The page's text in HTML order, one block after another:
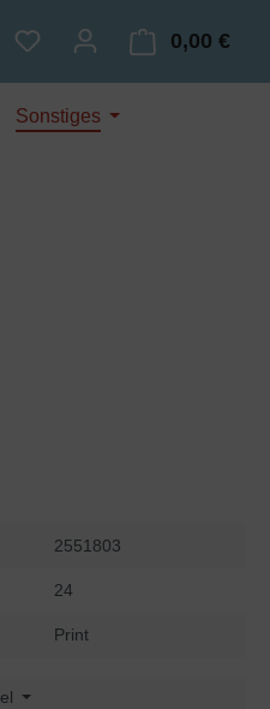
Du hast 0 Produkte auf
0,00 €
Sonstiges
2551803
24
Print